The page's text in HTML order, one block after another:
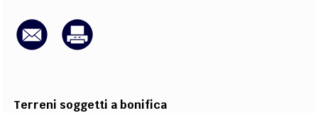
CODICI RUBRICHE
Terreni soggetti a bonifica